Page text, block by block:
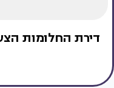
דירת החלומות